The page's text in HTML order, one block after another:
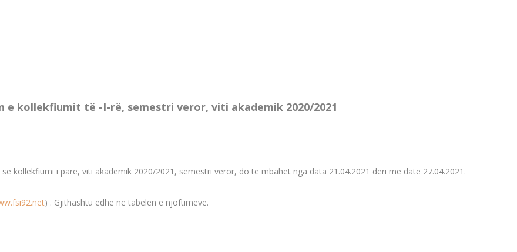
e kollekfiumit të -I-rë, semestri veror, viti akademik 2020/2021
kollekfiumi i parë, viti akademik 2020/2021, semestri veror, do të mbahet nga data 21.04.2021 deri më datë 27.04.2021.
) . Gjithashtu edhe në tabelën e njoftimeve.